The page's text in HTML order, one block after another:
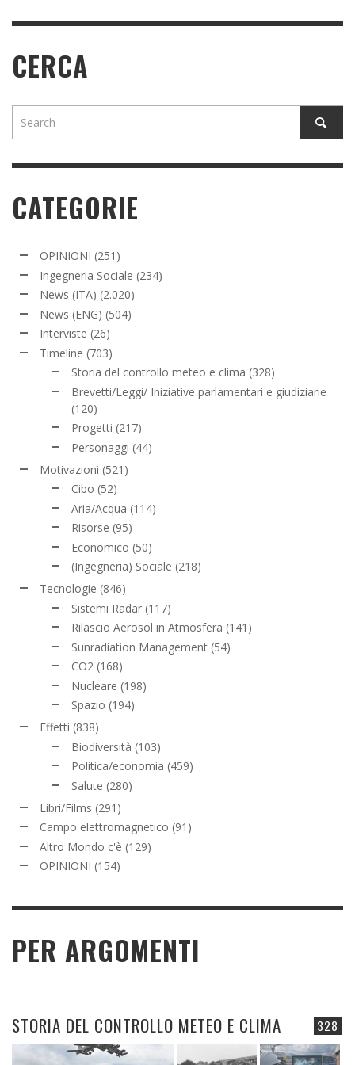
CERCA
CATEGORIE
OPINIONI (251)
Ingegneria Sociale (234)
News (ITA) (2.020)
News (ENG) (504)
Interviste (26)
Timeline (703)
Storia del controllo meteo e clima (328)
Brevetti/Leggi/ Iniziative parlamentari e giudiziarie
(120)
Progetti (217)
Personaggi (44)
Motivazioni (521)
Cibo (52)
Aria/Acqua (114)
Risorse (95)
Economico (50)
(Ingegneria) Sociale (218)
Tecnologie (846)
Sistemi Radar (117)
Rilascio Aerosol in Atmosfera (141)
Sunradiation Management (54)
CO2 (168)
Nucleare (198)
Spazio (194)
Effetti (838)
Biodiversità (103)
Politica/economia (459)
Salute (280)
Libri/Films (291)
Campo elettromagnetico (91)
Altro Mondo c'è (129)
OPINIONI (154)
PER ARGOMENTI
328
STORIA DEL CONTROLLO METEO E CLIMA